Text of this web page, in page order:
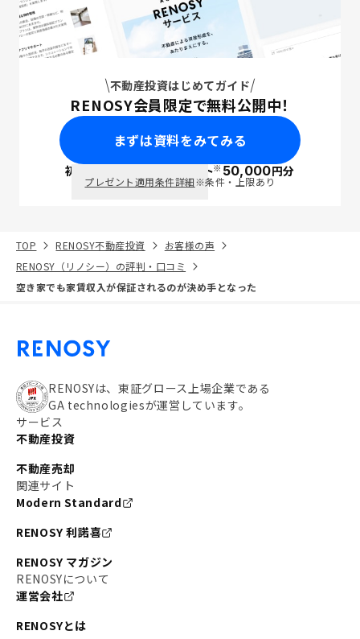
不動産投資はじめてガイド
RENOSY会員限定で無料公開中！
まずは資料をみてみる
初回面談で ポイント※50,000円分
プレゼント適用条件詳細※条件・上限あり
TOP RENOSY不動産投資
お客様の声
RENOSY（リノシー）の評判・口コミ
空き家でも家賃収入が保証されるのが決め手となった
RENOSYは、東証グロース上場企業である
GA technologiesが運営しています。
サービス
不動産投資
不動産売却
関連サイト
Modern Standard
RENOSY 利諾喜
RENOSY マガジン
RENOSYについて
運営会社
RENOSYとは